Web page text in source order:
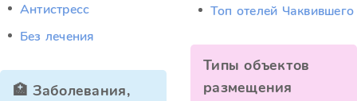
Антистресс
Без лечения
🏥 Заболевания,
Топ отелей Чаквившего
Типы объектов
размещения